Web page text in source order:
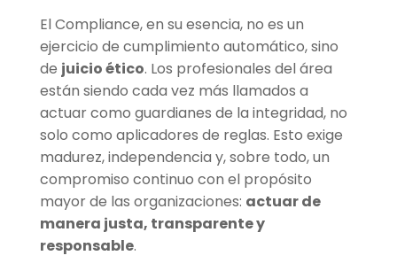
El Compliance, en su esencia, no es un
ejercicio de cumplimiento automático, sino
de juicio ético. Los profesionales del área
están siendo cada vez más llamados a
actuar como guardianes de la integridad, no
solo como aplicadores de reglas. Esto exige
madurez, independencia y, sobre todo, un
compromiso continuo con el propósito
mayor de las organizaciones: actuar de
manera justa, transparente y
responsable.